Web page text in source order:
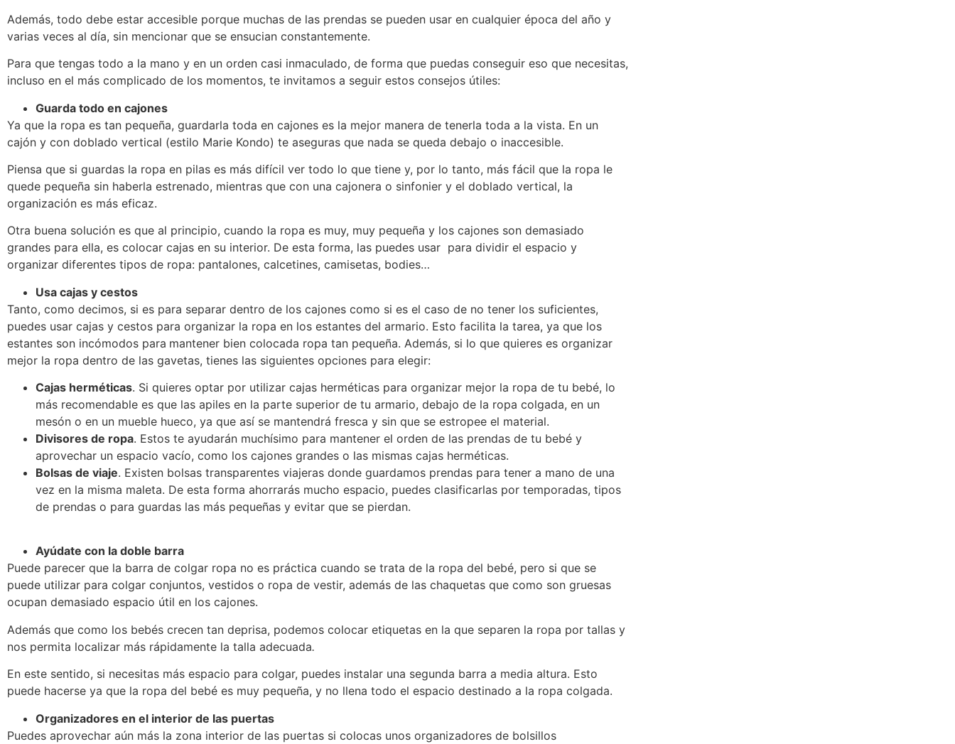
Además, todo debe estar accesible porque muchas de las prendas se pueden usar en cualquier época del año y
varias veces al día, sin mencionar que se ensucian constantemente.
Para que tengas todo a la mano y en un orden casi inmaculado, de forma que puedas conseguir eso que necesitas,
incluso en el más complicado de los momentos, te invitamos a seguir estos consejos útiles:
Guarda todo en cajones
Ya que la ropa es tan pequeña, guardarla toda en cajones es la mejor manera de tenerla toda a la vista. En un
cajón y con doblado vertical (estilo Marie Kondo) te aseguras que nada se queda debajo o inaccesible.
Piensa que si guardas la ropa en pilas es más difícil ver todo lo que tiene y, por lo tanto, más fácil que la ropa le
quede pequeña sin haberla estrenado, mientras que con una cajonera o sinfonier y el doblado vertical, la
organización es más eficaz.
Otra buena solución es que al principio, cuando la ropa es muy, muy pequeña y los cajones son demasiado
grandes para ella, es colocar cajas en su interior. De esta forma, las puedes usar para dividir el espacio y
organizar diferentes tipos de ropa: pantalones, calcetines, camisetas, bodies…
Usa cajas y cestos
Tanto, como decimos, si es para separar dentro de los cajones como si es el caso de no tener los suficientes,
puedes usar cajas y cestos para organizar la ropa en los estantes del armario. Esto facilita la tarea, ya que los
estantes son incómodos para mantener bien colocada ropa tan pequeña. Además, si lo que quieres es organizar
mejor la ropa dentro de las gavetas, tienes las siguientes opciones para elegir:
Cajas herméticas. Si quieres optar por utilizar cajas herméticas para organizar mejor la ropa de tu bebé, lo
más recomendable es que las apiles en la parte superior de tu armario, debajo de la ropa colgada, en un
mesón o en un mueble hueco, ya que así se mantendrá fresca y sin que se estropee el material.
Divisores de ropa. Estos te ayudarán muchísimo para mantener el orden de las prendas de tu bebé y
aprovechar un espacio vacío, como los cajones grandes o las mismas cajas herméticas.
Bolsas de viaje. Existen bolsas transparentes viajeras donde guardamos prendas para tener a mano de una
vez en la misma maleta. De esta forma ahorrarás mucho espacio, puedes clasificarlas por temporadas, tipos
de prendas o para guardas las más pequeñas y evitar que se pierdan.
Ayúdate con la doble barra
Puede parecer que la barra de colgar ropa no es práctica cuando se trata de la ropa del bebé, pero si que se
puede utilizar para colgar conjuntos, vestidos o ropa de vestir, además de las chaquetas que como son gruesas
ocupan demasiado espacio útil en los cajones.
Además que como los bebés crecen tan deprisa, podemos colocar etiquetas en la que separen la ropa por tallas y
nos permita localizar más rápidamente la talla adecuada.
En este sentido, si necesitas más espacio para colgar, puedes instalar una segunda barra a media altura. Esto
puede hacerse ya que la ropa del bebé es muy pequeña, y no llena todo el espacio destinado a la ropa colgada.
Organizadores en el interior de las puertas
Puedes aprovechar aún más la zona interior de las puertas si colocas unos organizadores de bolsillos